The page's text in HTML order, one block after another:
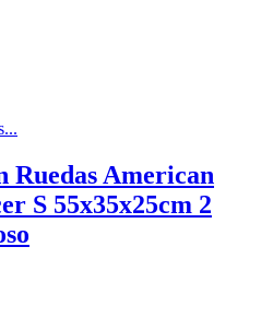
Ruedas American
S 55x35x25cm 2